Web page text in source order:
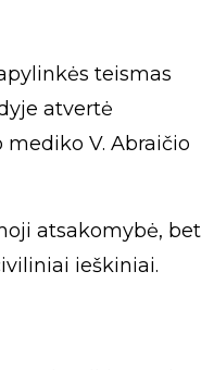
teismas
atvertė
V. Abraičio
atsakomybė, bet
ieškiniai.